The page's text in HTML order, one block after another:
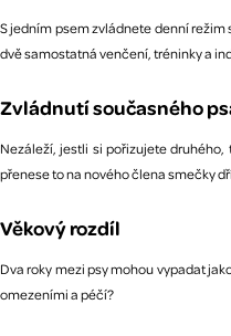
S jedním psem zvládnete denní režim
dvě samostatná venčení, tréninky a
Zvládnutí současného
Nezáleží, jestli si pořizujete
přenese to na nového člena smečky
Věkový rozdíl
Dva roky mezi psy mohou vypadat
omezeními a péčí?